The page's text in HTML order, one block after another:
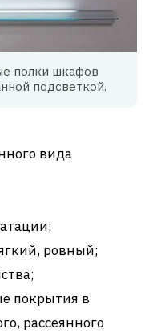
полки шкафов
подсветкой.
вида
ровный;
покрытия в
рассеянного